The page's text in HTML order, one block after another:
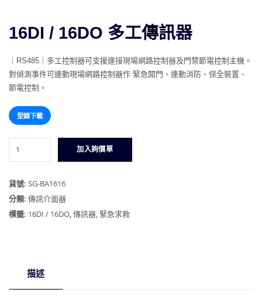
16DI / 16DO 多工傳訊器
｜RS485｜多工控制器可支援連接現場網路控制器及門禁節電控制主機。
對偵測事件可連動現場網路控制器作 緊急開門、連動消防、保全裝置、
節電控制。
型錄下載
多
工
傳
訊
加入詢價單
貨號: SG-BA1616
分類: 傳訊介面器
標籤: 16DI / 16DO,傳訊器, 緊急求救
描述